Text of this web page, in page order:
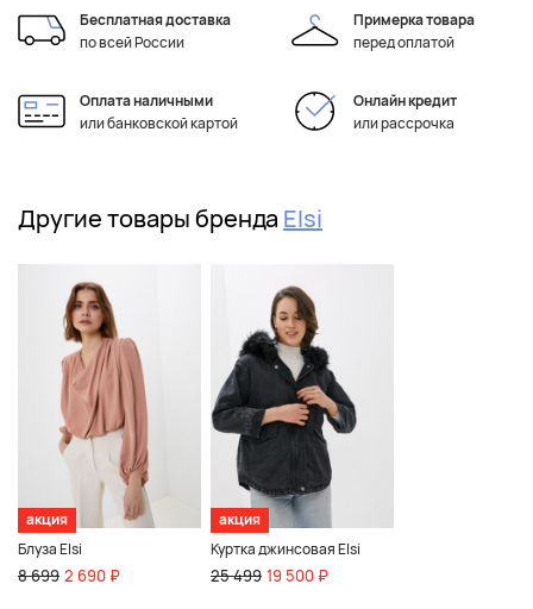
Бесплатная доставка
по всей России
Примерка товара
перед оплатой
Оплата наличными
или банковской картой
Онлайн кредит
или рассрочка
Другие товары бренда Elsi
акция
Блуза Elsi
8 699 2 690 ₽
акция
Куртка джинсовая Elsi
25 499 19 500 ₽